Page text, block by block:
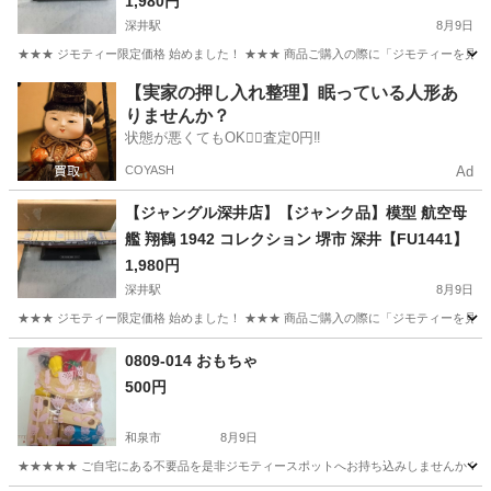
深井駅 8月9日
★★★ ジモティー限定価格 始めました！ ★★★ 商品ご購入の際に「ジモティーを見た
大阪 堺市 深井駅 模型、プラモデル ジャングル
【実家の押し入れ整理】眠っている人形あ
りませんか？
状態が悪くてもOK🙆‍♀️査定0円‼️
COYASH Ad
【ジャングル深井店】【ジャンク品】模型 航空母
艦 翔鶴 1942 コレクション 堺市 深井【FU1441】
1,980円
深井駅 8月9日
★★★ ジモティー限定価格 始めました！ ★★★ 商品ご購入の際に「ジモティーを見た
大阪 堺市 模型、プラモデル
0809-014 おもちゃ
500円
和泉市 8月9日
★★★★★ ご自宅にある不要品を是非ジモティースポットへお持ち込みしませんか？